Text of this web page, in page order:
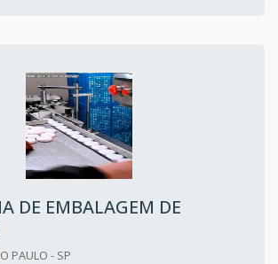
DE EMBALAGEM DE
PAULO - SP